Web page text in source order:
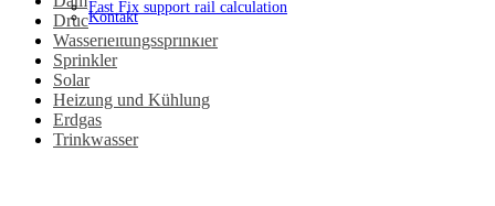
Fast Fix support rail calculation
Kontakt
Druckluft
Wasserleitungssprinkler
Sprinkler
Solar
Heizung und Kühlung
Erdgas
Trinkwasser